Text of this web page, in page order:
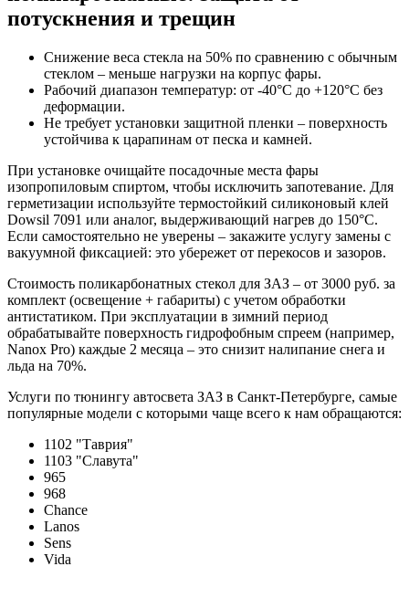
потускнения и трещин
Снижение веса стекла на 50% по сравнению с обычным
стеклом – меньше нагрузки на корпус фары.
Рабочий диапазон температур: от -40°C до +120°C без
деформации.
Не требует установки защитной пленки – поверхность
устойчива к царапинам от песка и камней.
При установке очищайте посадочные места фары
изопропиловым спиртом, чтобы исключить запотевание. Для
герметизации используйте термостойкий силиконовый клей
Dowsil 7091 или аналог, выдерживающий нагрев до 150°C.
Если самостоятельно не уверены – закажите услугу замены с
вакуумной фиксацией: это убережет от перекосов и зазоров.
Стоимость поликарбонатных стекол для ЗАЗ – от 3000 руб. за
комплект (освещение + габариты) с учетом обработки
антистатиком. При эксплуатации в зимний период
обрабатывайте поверхность гидрофобным спреем (например,
Nanox Pro) каждые 2 месяца – это снизит налипание снега и
льда на 70%.
Услуги по тюнингу автосвета ЗАЗ в Санкт-Петербурге, самые
популярные модели с которыми чаще всего к нам обращаются:
1102 "Таврия"
1103 "Славута"
965
968
Chance
Lanos
Sens
Vida